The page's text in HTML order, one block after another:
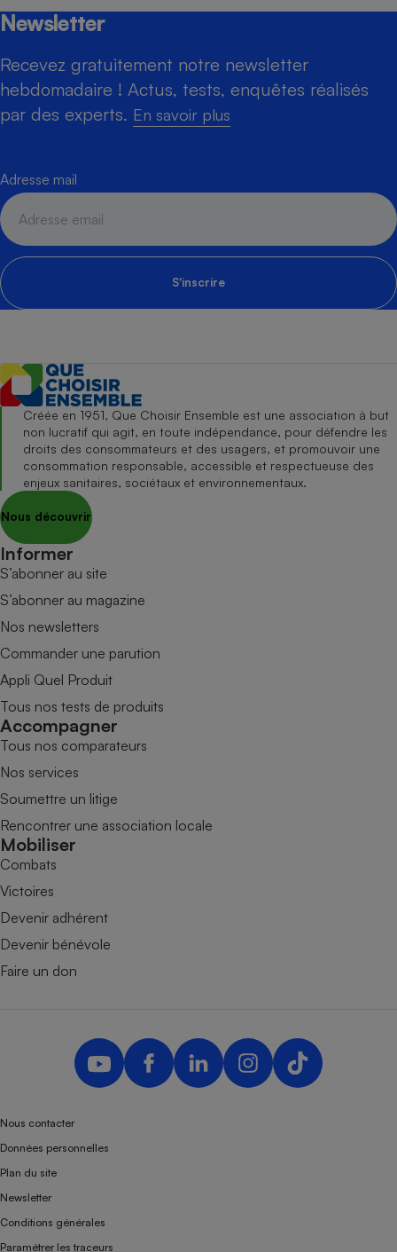
Newsletter
Recevez gratuitement notre newsletter
hebdomadaire ! Actus, tests, enquêtes réalisés
par des experts. En savoir plus
Adresse mail
S'inscrire
Créée en 1951, Que Choisir Ensemble est une association à but
non lucratif qui agit, en toute indépendance, pour défendre les
droits des consommateurs et des usagers, et promouvoir une
consommation responsable, accessible et respectueuse des
enjeux sanitaires, sociétaux et environnementaux.
Nous découvrir
Informer
S’abonner au site
S’abonner au magazine
Nos newsletters
Commander une parution
Appli Quel Produit
Tous nos tests de produits
Accompagner
Tous nos comparateurs
Nos services
Soumettre un litige
Rencontrer une association locale
Mobiliser
Combats
Victoires
Devenir adhérent
Devenir bénévole
Faire un don
Nous contacter
Données personnelles
Plan du site
Newsletter
Conditions générales
Paramétrer les traceurs